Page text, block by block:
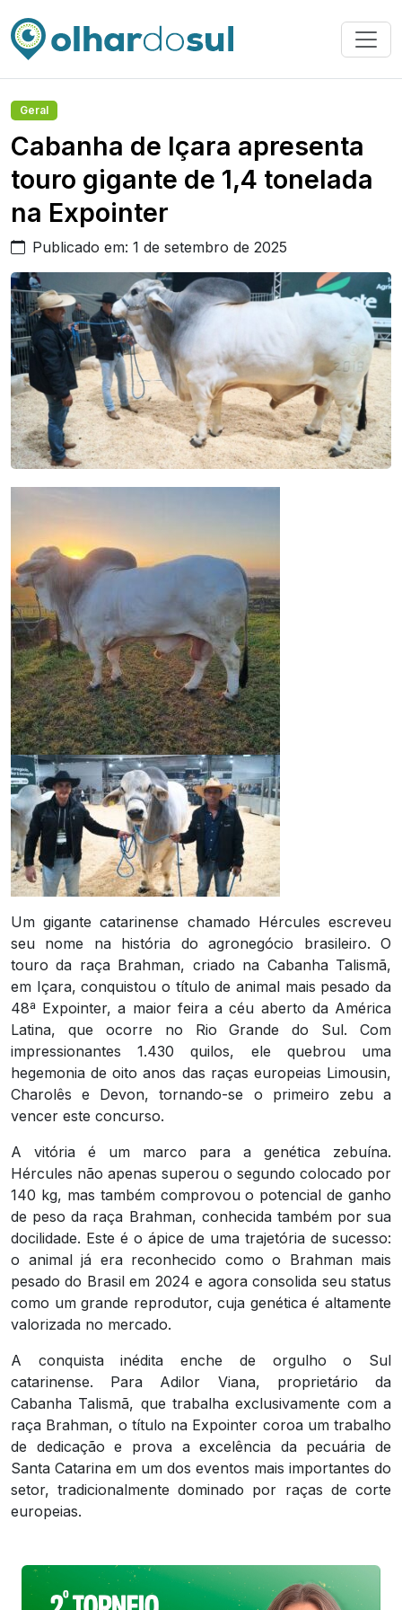
Geral
Cabanha de Içara apresenta
touro gigante de 1,4 tonelada
na Expointer
Publicado em: 1 de setembro de 2025
Um gigante catarinense chamado Hércules escreveu
seu nome na história do agronegócio brasileiro. O
touro da raça Brahman, criado na Cabanha Talismã,
em Içara, conquistou o título de animal mais pesado da
48ª Expointer, a maior feira a céu aberto da América
Latina, que ocorre no Rio Grande do Sul. Com
impressionantes 1.430 quilos, ele quebrou uma
hegemonia de oito anos das raças europeias Limousin,
Charolês e Devon, tornando-se o primeiro zebu a
vencer este concurso.
A vitória é um marco para a genética zebuína.
Hércules não apenas superou o segundo colocado por
140 kg, mas também comprovou o potencial de ganho
de peso da raça Brahman, conhecida também por sua
docilidade. Este é o ápice de uma trajetória de sucesso:
o animal já era reconhecido como o Brahman mais
pesado do Brasil em 2024 e agora consolida seu status
como um grande reprodutor, cuja genética é altamente
valorizada no mercado.
A conquista inédita enche de orgulho o Sul
catarinense. Para Adilor Viana, proprietário da
Cabanha Talismã, que trabalha exclusivamente com a
raça Brahman, o título na Expointer coroa um trabalho
de dedicação e prova a excelência da pecuária de
Santa Catarina em um dos eventos mais importantes do
setor, tradicionalmente dominado por raças de corte
europeias.